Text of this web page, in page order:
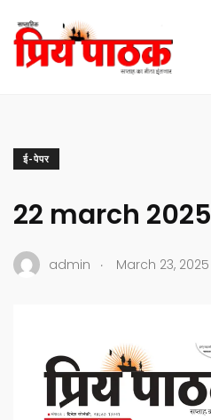
ई-पेपर
22 march 2025
admin . March 23, 2025